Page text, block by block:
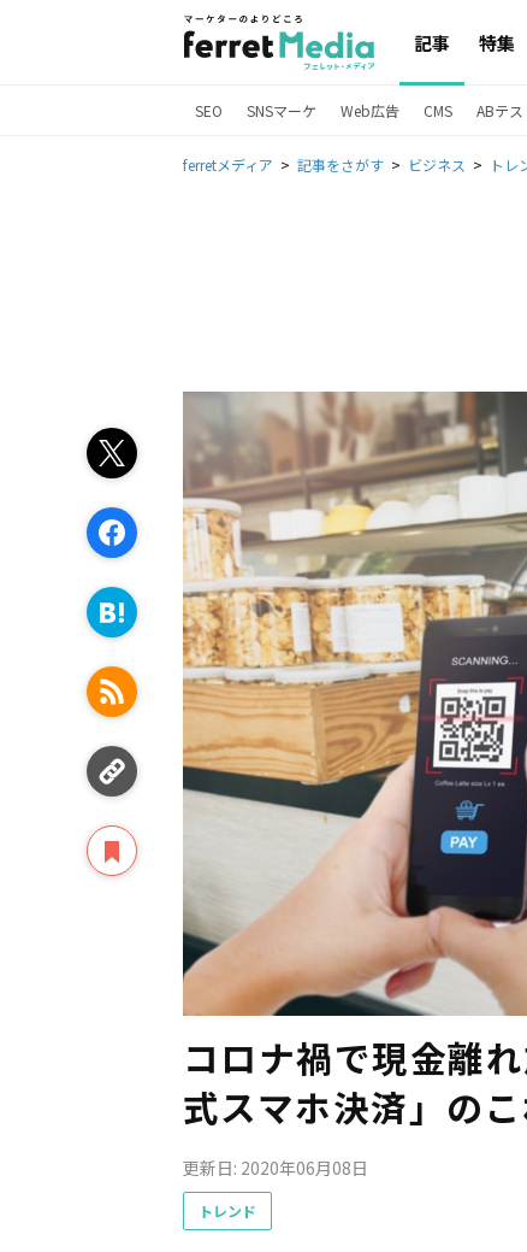
記事 特集
SEO SNSマーケ Web広告 CMS ABテス
ferretメディア 記事をさがす ビジネス トレ
コロナ禍で現金離
式スマホ決済」の
更新日: 2020年06月08日
トレンド